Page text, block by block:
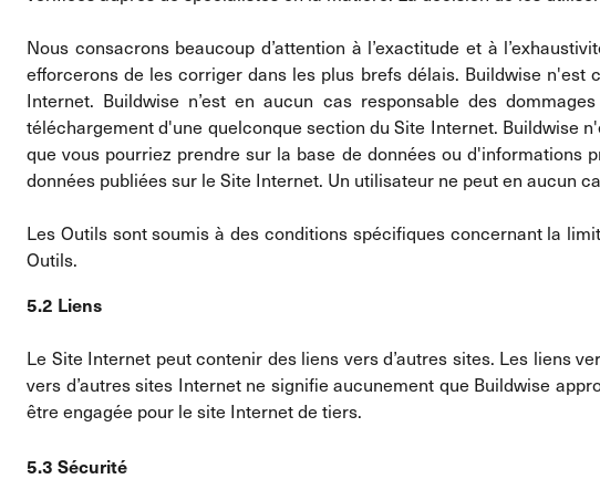
Nous consacrons beaucoup d’attention à l’exactitude et à
efforcerons de les corriger dans les plus brefs délais. Buildwise
Internet. Buildwise n’est en aucun cas responsable des
téléchargement d'une quelconque section du Site Internet. Buildwise
que vous pourriez prendre sur la base de données ou
données publiées sur le Site Internet. Un utilisateur ne peut en aucun
Les Outils sont soumis à des conditions spécifiques concernant la
Outils.
5.2 Liens
Le Site Internet peut contenir des liens vers d’autres sites. Les liens
vers d’autres sites Internet ne signifie aucunement que Buildwise
être engagée pour le site Internet de tiers.
5.3 Sécurité